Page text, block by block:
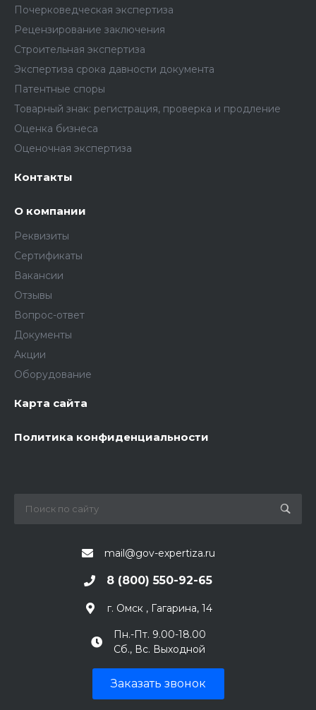
Почерковедческая экспертиза
Рецензирование заключения
Строительная экспертиза
Экспертиза срока давности документа
Патентные споры
Товарный знак: регистрация, проверка и продление
Оценка бизнеса
Оценочная экспертиза
Контакты
О компании
Реквизиты
Сертификаты
Вакансии
Отзывы
Вопрос-ответ
Документы
Акции
Оборудование
Карта сайта
Политика конфиденциальности
mail@gov-expertiza.ru
8 (800) 550-92-65
г. Омск , Гагарина, 14
Пн.-Пт. 9.00-18.00
Сб., Вс. Выходной
Заказать звонок